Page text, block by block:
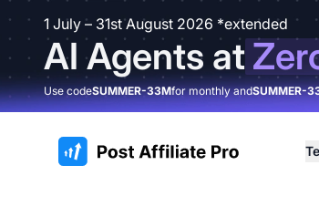
1 July – 31st August 2026 *extended
AI Agents at
Use codeSUMMER-33Mfor monthly andSUMMER-
:site.title